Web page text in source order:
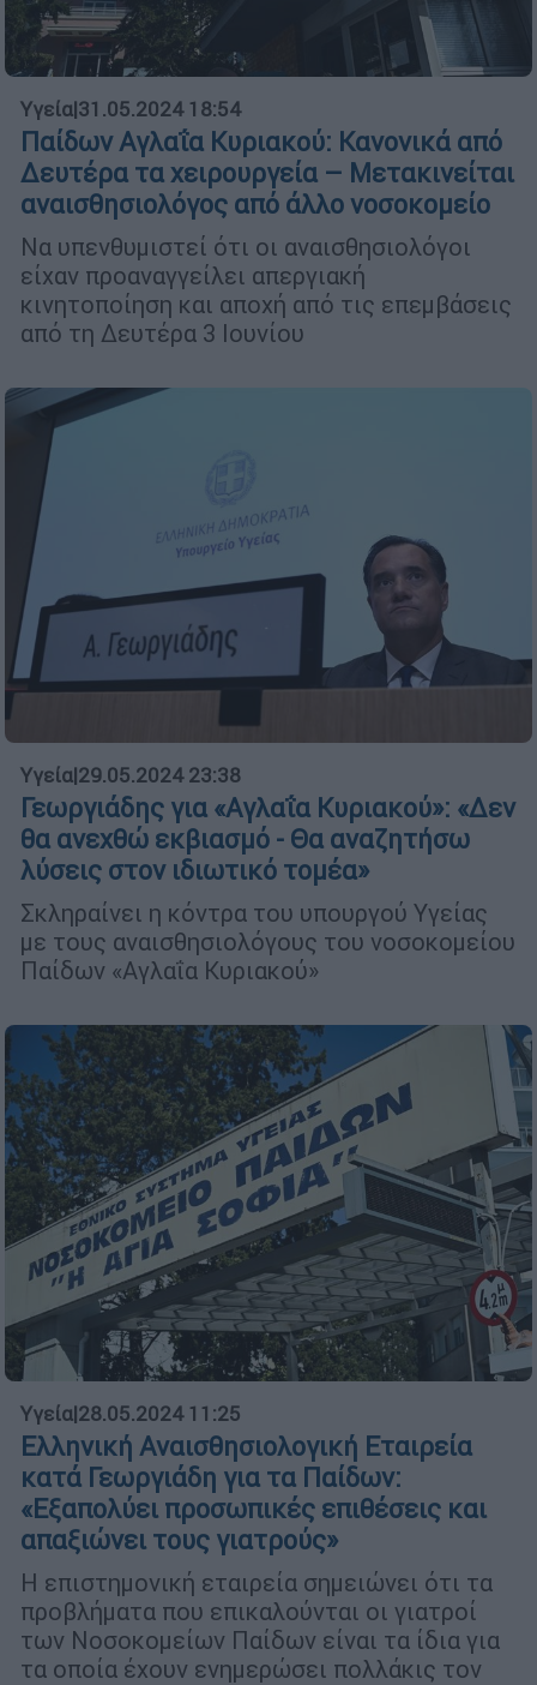
Υγεία|31.05.2024 18:54
Παίδων Αγλαΐα Κυριακού: Κανονικά από
Δευτέρα τα χειρουργεία – Μετακινείται
αναισθησιολόγος από άλλο νοσοκομείο
Να υπενθυμιστεί ότι οι αναισθησιολόγοι
είχαν προαναγγείλει απεργιακή
κινητοποίηση και αποχή από τις επεμβάσεις
από τη Δευτέρα 3 Ιουνίου
Υγεία|29.05.2024 23:38
Γεωργιάδης για «Αγλαΐα Κυριακού»: «Δεν
θα ανεχθώ εκβιασμό - Θα αναζητήσω
λύσεις στον ιδιωτικό τομέα»
Σκληραίνει η κόντρα του υπουργού Υγείας
με τους αναισθησιολόγους του νοσοκομείου
Παίδων «Αγλαΐα Κυριακού»
Υγεία|28.05.2024 11:25
Ελληνική Αναισθησιολογική Εταιρεία
κατά Γεωργιάδη για τα Παίδων:
«Εξαπολύει προσωπικές επιθέσεις και
απαξιώνει τους γιατρούς»
Η επιστημονική εταιρεία σημειώνει ότι τα
προβλήματα που επικαλούνται οι γιατροί
των Νοσοκομείων Παίδων είναι τα ίδια για
τα οποία έχουν ενημερώσει πολλάκις τον